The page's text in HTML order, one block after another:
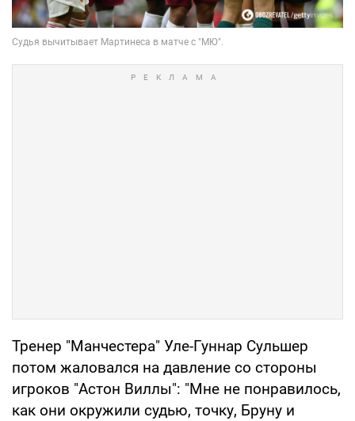
Тренер "Манчестера" Уле-Гуннар Сульшер
потом жаловался на давление со стороны
игроков "Астон Виллы": "Мне не понравилось,
как они окружили судью, точку, Бруну и